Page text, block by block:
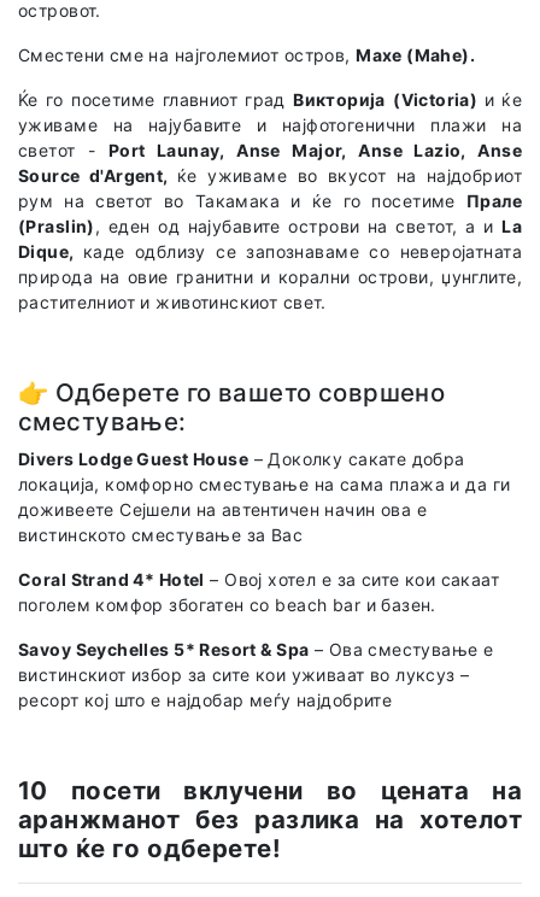
островот.
Сместени сме на најголемиот остров,Махе (Mahe).
Ќе го посетиме главниот градВикторија (Victoria) и ќе
уживаме на најубавите и најфотогенични плажи на
светот - Port Launay, Anse Major, Anse Lazio, Anse
Source d'Argent, ќе уживаме во вкусот на најдобриот
рум на светот во Такамака и ќе го посетиме Прале
(Praslin), еден од најубавите острови на светот, а иLa
Dique, каде одблизу се запознаваме со неверојатната
природа на овие гранитни и корални острови, џунглите,
растителниот и животинскиот свет.
👉 Одберете го вашето совршено
сместување:
Divers Lodge Guest House – Доколку сакате добра
локација, комфорно сместување на сама плажа и да ги
доживеете Сејшели на автентичен начин ова е
вистинското сместување за Вас
Coral Strand 4* Hotel – Овој хотел е за сите кои сакаат
поголем комфор збогатен со beach bar и базен.
Savoy Seychelles 5* Resort & Spa – Ова сместување е
вистинскиот избор за сите кои уживаат во луксуз –
ресорт кој што е најдобар меѓу најдобрите
10 посети вклучени во цената на
аранжманот без разлика на хотелот
што ќе го одберете!